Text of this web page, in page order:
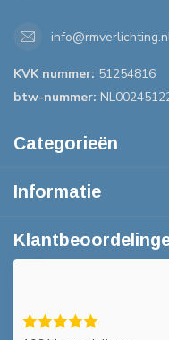
KVK nummer: 51254816
btw-nummer:
Categorieën
Informatie